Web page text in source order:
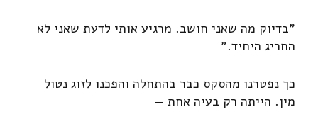
"בדיוק מה שאני חושב. מרגיע אותי לדעת שאני לא
החריג היחיד."
כך נפטרנו מהסקס כבר בהתחלה והפכנו לזוג נטול
מין. הייתה רק בעיה אחת —